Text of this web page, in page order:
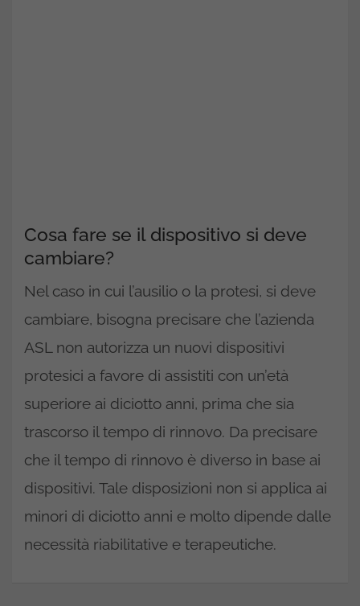
Cosa fare se il dispositivo si deve
cambiare?
Nel caso in cui l’ausilio o la protesi, si deve
cambiare, bisogna precisare che l’azienda
ASL non autorizza un nuovi dispositivi
protesici a favore di assistiti con un’età
superiore ai diciotto anni, prima che sia
trascorso il tempo di rinnovo. Da precisare
che il tempo di rinnovo è diverso in base ai
dispositivi. Tale disposizioni non si applica ai
minori di diciotto anni e molto dipende dalle
necessità riabilitative e terapeutiche.